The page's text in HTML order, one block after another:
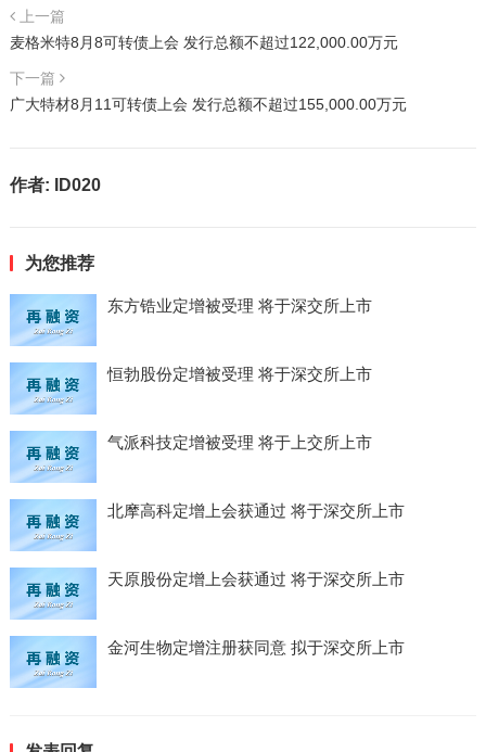
上一篇
麦格米特8月8可转债上会 发行总额不超过122,000.00万元
下一篇
广大特材8月11可转债上会 发行总额不超过155,000.00万元
作者: ID020
为您推荐
东方锆业定增被受理 将于深交所上市
恒勃股份定增被受理 将于深交所上市
气派科技定增被受理 将于上交所上市
北摩高科定增上会获通过 将于深交所上市
天原股份定增上会获通过 将于深交所上市
金河生物定增注册获同意 拟于深交所上市